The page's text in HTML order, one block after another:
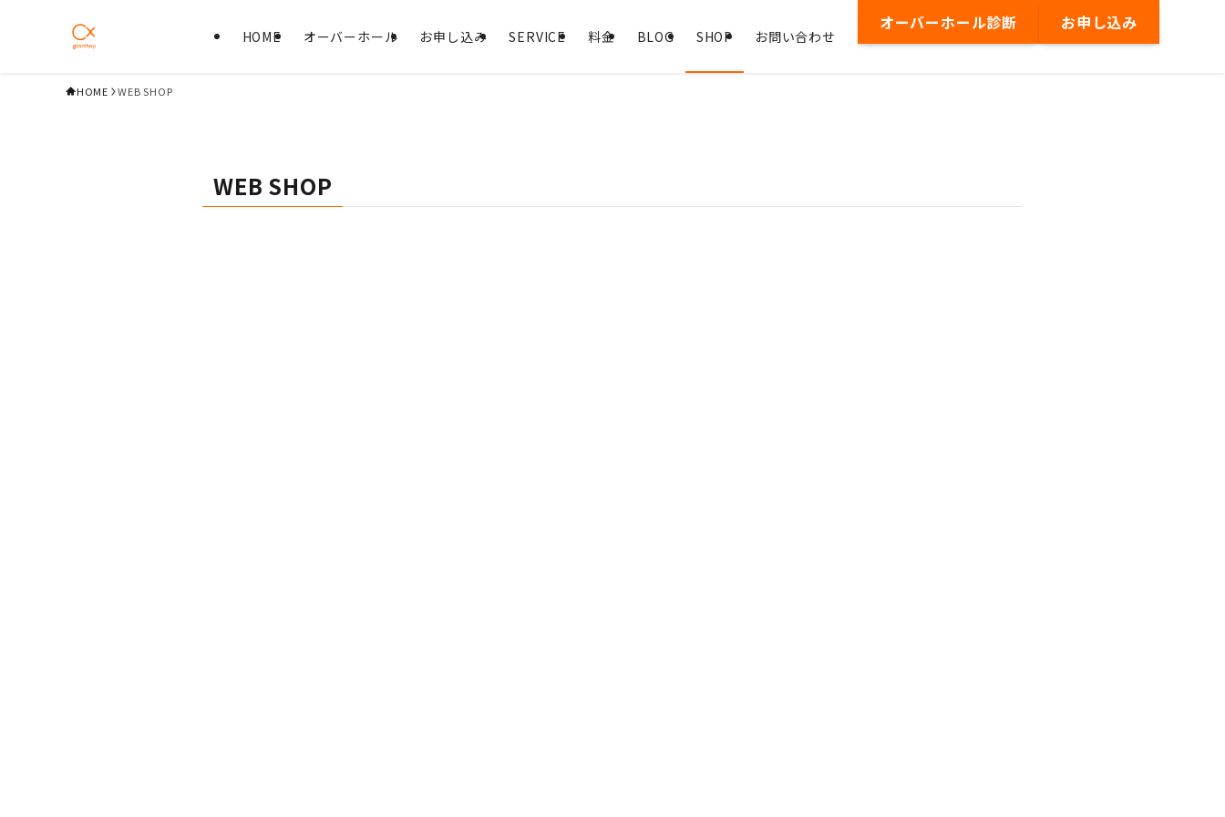
HOME オーバーホール お申し込み SERVICE 料金 BLOG SHOP お問い合わせ
オーバーホール診断 お申し込み
HOME WEB SHOP
WEB SHOP